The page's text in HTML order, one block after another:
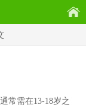
常需在13-18岁之